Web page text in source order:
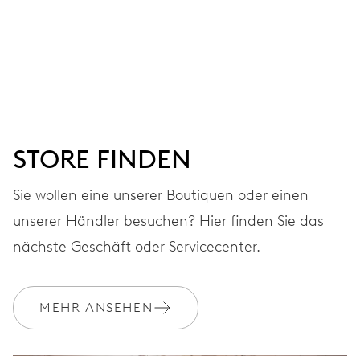
38 Std.
KALIBER
560
ABMESSUNGEN
Ø 17.20 mm, 7 3/4’’’
STORE FINDEN
Sie wollen eine unserer Boutiquen oder einen
unserer Händler besuchen? Hier finden Sie das
nächste Geschäft oder Servicecenter.
MEHR ANSEHEN